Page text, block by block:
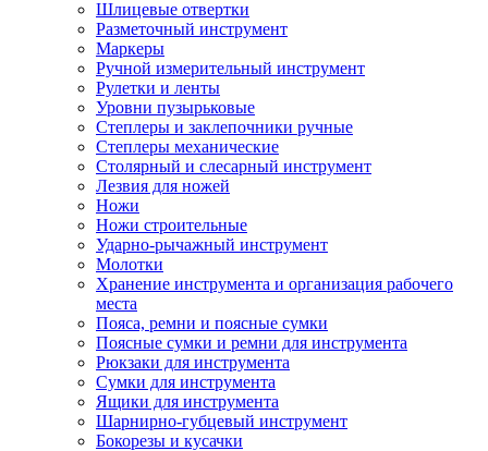
Шлицевые отвертки
Разметочный инструмент
Маркеры
Ручной измерительный инструмент
Рулетки и ленты
Уровни пузырьковые
Степлеры и заклепочники ручные
Степлеры механические
Столярный и слесарный инструмент
Лезвия для ножей
Ножи
Ножи строительные
Ударно-рычажный инструмент
Молотки
Хранение инструмента и организация рабочего
места
Пояса, ремни и поясные сумки
Поясные сумки и ремни для инструмента
Рюкзаки для инструмента
Сумки для инструмента
Ящики для инструмента
Шарнирно-губцевый инструмент
Бокорезы и кусачки